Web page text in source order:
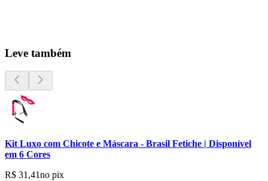
Leve também
Kit Luxo com Chicote e Máscara - Brasil Fetiche | Disponível
em 6 Cores
R$ 31,41no pix